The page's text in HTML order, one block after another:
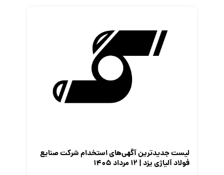
لیست جدیدترین آگهی‌های استخدام شرکت صنایع
فولاد آلیاژی یزد | ۱۲ مرداد ۱۴۰۵